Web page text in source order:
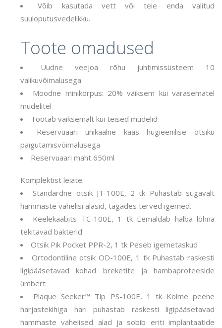
Võib kasutada vett või teie enda valitud
suuloputusvedelikku.
Toote omadused
Uudne veejoa rõhu juhtimissüsteem 10
valikuvõimalusega
Moodne minikorpus: 20% väiksem kui varasematel
mudelitel
Töötab vaiksemalt kui teised mudelid
Reservuaari unikaalne kaas hügieenilise otsiku
paigutamisvõimalusega
Reservuaari maht 650ml
Komplektist leiate:
Standardne otsik JT-100E, 2 tk Puhastab sügavalt
hammaste vahelisi alasid, tagades terved igemed.
Keelekaabits TC-100E, 1 tk Eemaldab halba lõhna
tekitavad bakterid
Otsik Pik Pocket PPR-2, 1 tk Peseb igemetaskud
Ortodontiline otsik OD-100E, 1 tk Puhastab raskesti
ligipääsetavad kohad breketite ja hambaproteeside
ümbert
Plaque Seeker™ Tip PS-100E, 1 tk Kolme peene
harjastekihiga hari puhastab raskesti ligipääsetavad
hammaste vahelised alad ja sobib eriti implantaatide